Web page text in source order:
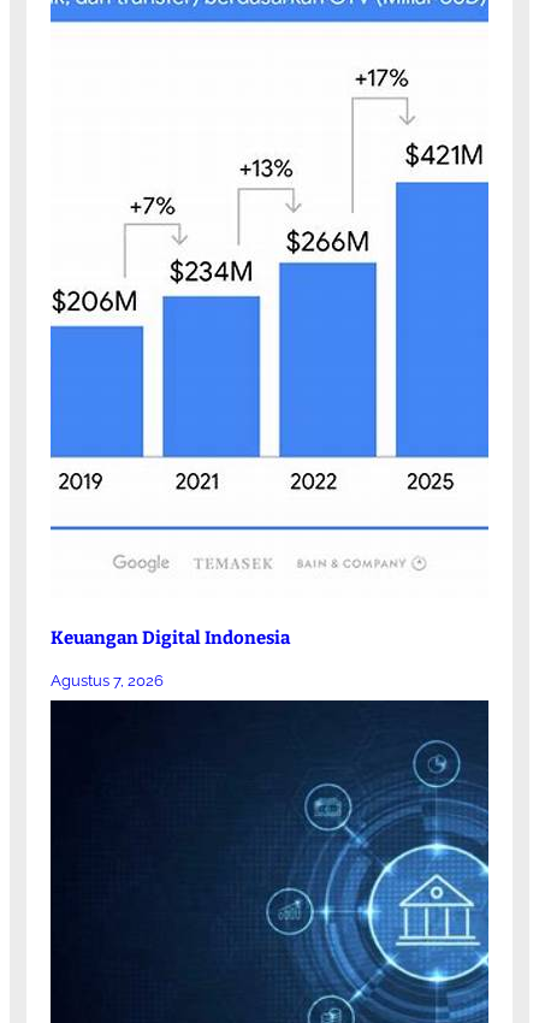
Keuangan Digital Indonesia
Agustus 7, 2026